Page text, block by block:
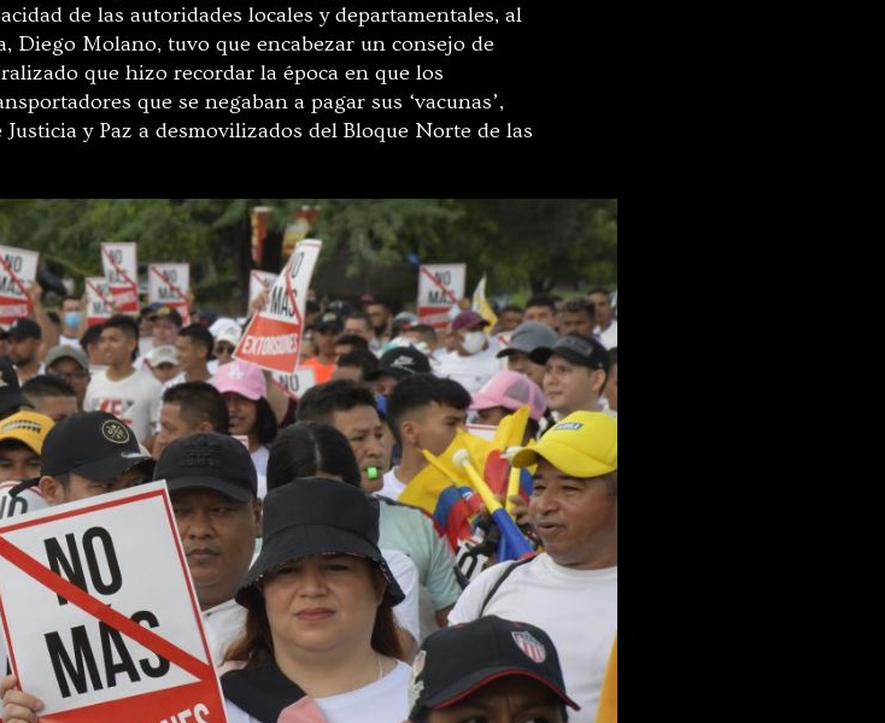
de las autoridades locales y departamentales, al
Diego Molano, tuvo que encabezar un consejo de
que hizo recordar la época en que los
que se negaban a pagar sus ‘vacunas’,
y Paz a desmovilizados del Bloque Norte de las